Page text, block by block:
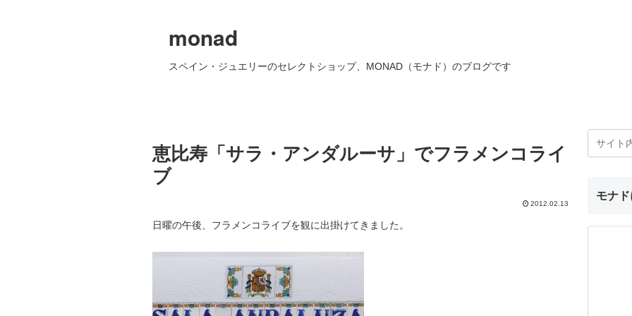
monad
スペイン・ジュエリーのセレクトショップ、MONAD（モナド）のブログです
恵比寿「サラ・アンダルーサ」でフラメンコライ
ブ
2012.02.13
日曜の午後、フラメンコライブを観に出掛けてきました。
モナ